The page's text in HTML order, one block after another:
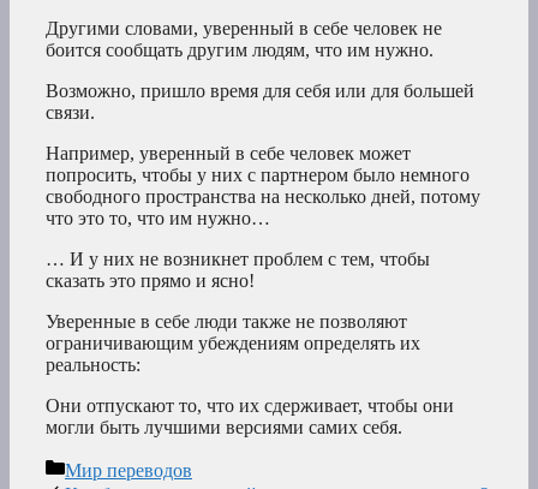
Другими словами, уверенный в себе человек не
боится сообщать другим людям, что им нужно.
Возможно, пришло время для себя или для большей
связи.
Например, уверенный в себе человек может
попросить, чтобы у них с партнером было немного
свободного пространства на несколько дней, потому
что это то, что им нужно…
… И у них не возникнет проблем с тем, чтобы
сказать это прямо и ясно!
Уверенные в себе люди также не позволяют
ограничивающим убеждениям определять их
реальность:
Они отпускают то, что их сдерживает, чтобы они
могли быть лучшими версиями самих себя.
Рубрики
Мир переводов